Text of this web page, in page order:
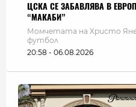
ЦСКА СЕ ЗАБАВЛЯВА В
“МАКАБИ”
Момчетата на Христо
футбол
20:58 - 06.08.2026